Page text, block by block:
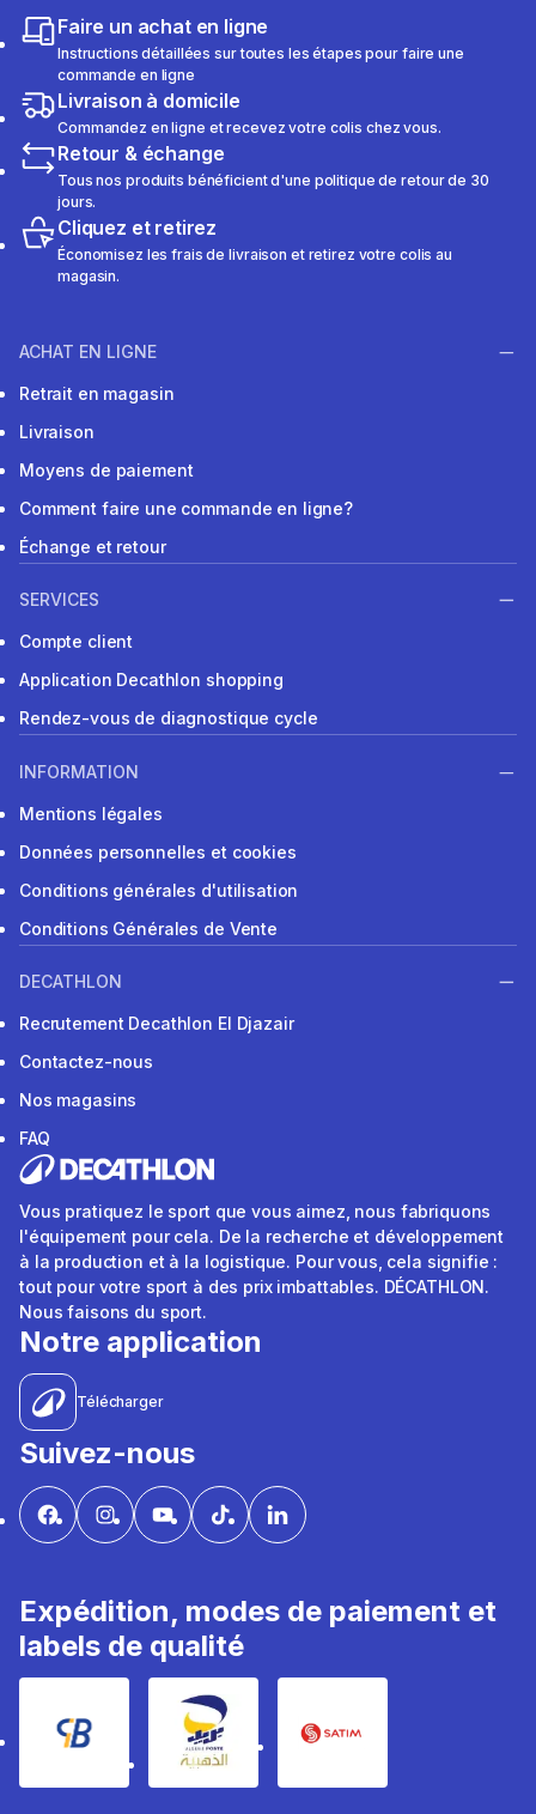
Faire un achat en ligne
Instructions détaillées sur toutes les étapes pour faire une
commande en ligne
Livraison à domicile
Commandez en ligne et recevez votre colis chez vous.
Retour & échange
Tous nos produits bénéficient d'une politique de retour de 30
jours.
Cliquez et retirez
Économisez les frais de livraison et retirez votre colis au
magasin.
ACHAT EN LIGNE
Retrait en magasin
Livraison
Moyens de paiement
Comment faire une commande en ligne?
Échange et retour
SERVICES
Compte client
Application Decathlon shopping
Rendez-vous de diagnostique cycle
INFORMATION
Mentions légales
Données personnelles et cookies
Conditions générales d'utilisation
Conditions Générales de Vente
DECATHLON
Recrutement Decathlon El Djazair
Contactez-nous
Nos magasins
FAQ
Vous pratiquez le sport que vous aimez, nous fabriquons
l'équipement pour cela. De la recherche et développement
à la production et à la logistique. Pour vous, cela signifie :
tout pour votre sport à des prix imbattables. DÉCATHLON.
Nous faisons du sport.
Notre application
Télécharger
Suivez-nous
Expédition, modes de paiement et
labels de qualité